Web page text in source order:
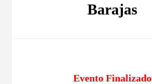
Barajas
Evento Finalizado